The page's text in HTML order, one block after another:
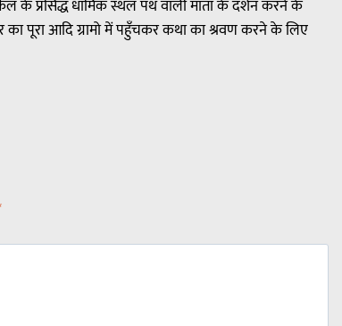
के प्रसिद्ध धार्मिक स्थल पथ वाली माता के दर्शन करने के
का पूरा आदि ग्रामो में पहुँचकर कथा का श्रवण करने के लिए